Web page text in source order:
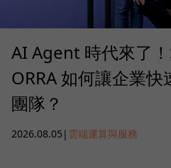
AI Agent 時代來了
ORRA 如何讓企業
團隊？
2026.08.05 | 雲端運算與服務